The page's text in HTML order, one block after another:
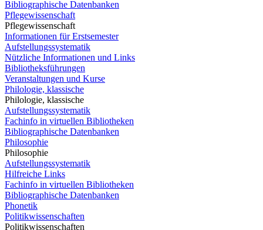
Bibliographische Datenbanken
Pflegewissenschaft
Pflegewissenschaft
Informationen für Erstsemester
Aufstellungssystematik
Nützliche Informationen und Links
Bibliotheksführungen
Veranstaltungen und Kurse
Philologie, klassische
Philologie, klassische
Aufstellungssystematik
Fachinfo in virtuellen Bibliotheken
Bibliographische Datenbanken
Philosophie
Philosophie
Aufstellungssystematik
Hilfreiche Links
Fachinfo in virtuellen Bibliotheken
Bibliographische Datenbanken
Phonetik
Politikwissenschaften
Politikwissenschaften